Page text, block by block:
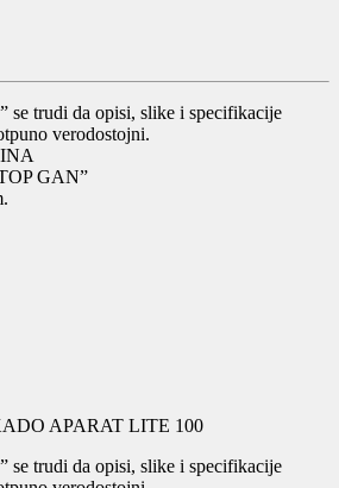
se trudi da opisi, slike i specifikacije
verodostojni.
GAN”
APARAT LITE 100
se trudi da opisi, slike i specifikacije